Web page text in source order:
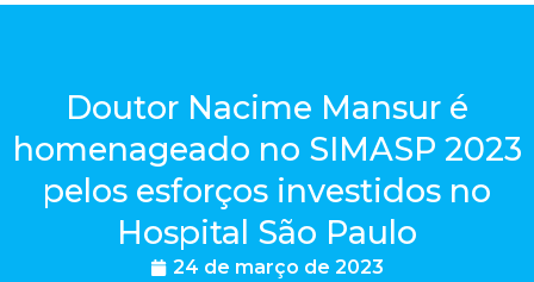
Doutor Nacime Mansur é
homenageado no SIMASP 2023
pelos esforços investidos no
Hospital São Paulo
24 de março de 2023